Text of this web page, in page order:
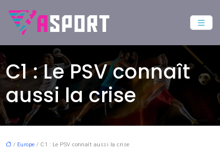
C1 : Le PSV connaît
aussi la crise
/ Europe / C1 : Le PSV connaît aussi la crise